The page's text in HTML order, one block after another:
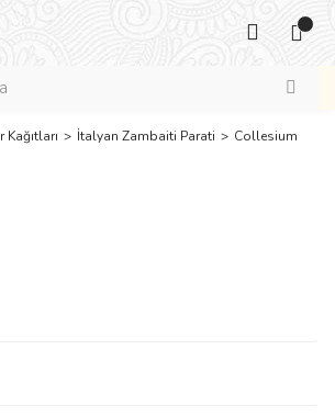
İtalyan Zambaiti Parati Collesium